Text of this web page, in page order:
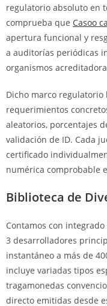
regulatorio absoluto en
comprueba que Casoo
apertura funcional y
a auditorías periódicas
organismos
Dicho marco
requerimientos
aleatorios, porcentajes
validación de ID. Cada
certificado
numérica comprobable
Biblioteca de
Contamos con
3 desarrolladores
instantáneo a más de
incluye variadas tipos
tragamonedas
directo emitidas desde